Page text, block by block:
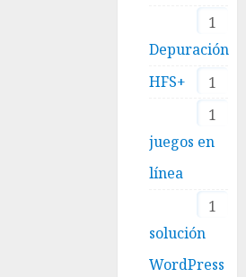
1
Depuración
1
HFS+
1
juegos en
línea
1
solución
WordPress